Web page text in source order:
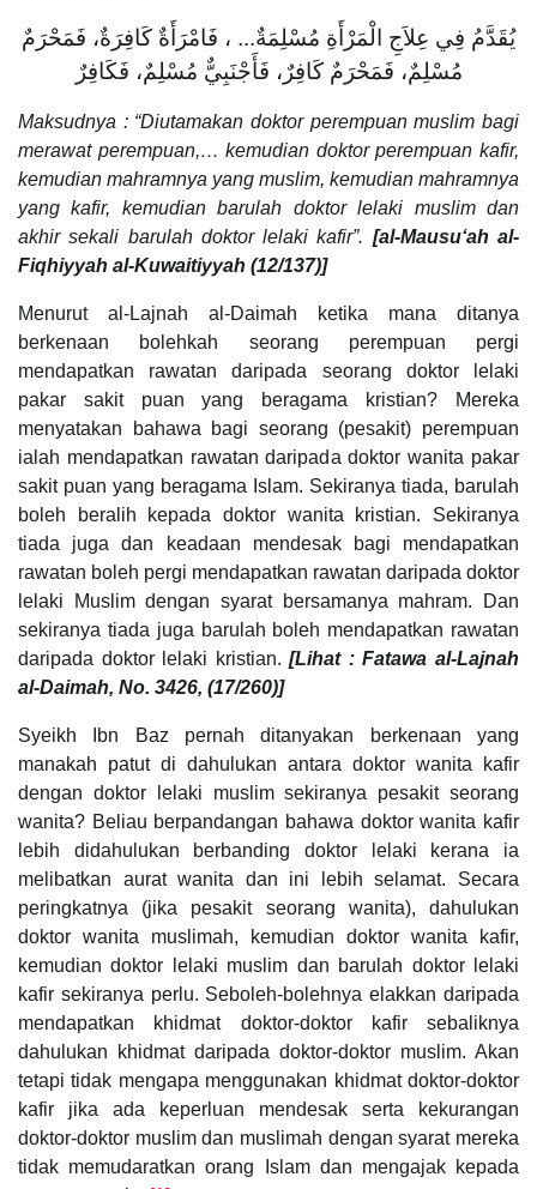
يُقَدَّمُ فِي عِلاَجِ الْمَرْأَةِ مُسْلِمَةٌ... ، فَامْرَأَةٌ كَافِرَةٌ، فَمَحْرَمٌ
مُسْلِمٌ، فَمَحْرَمٌ كَافِرٌ، فَأَجْنَبِيٌّ مُسْلِمٌ، فَكَافِرٌ
Maksudnya : “Diutamakan doktor perempuan muslim bagi
merawat perempuan,… kemudian doktor perempuan kafir,
kemudian mahramnya yang muslim, kemudian mahramnya
yang kafir, kemudian barulah doktor lelaki muslim dan
akhir sekali barulah doktor lelaki kafir”. [al-Mausu‘ah al-
Fiqhiyyah al-Kuwaitiyyah (12/137)]
Menurut al-Lajnah al-Daimah ketika mana ditanya
berkenaan bolehkah seorang perempuan pergi
mendapatkan rawatan daripada seorang doktor lelaki
pakar sakit puan yang beragama kristian? Mereka
menyatakan bahawa bagi seorang (pesakit) perempuan
ialah mendapatkan rawatan daripada doktor wanita pakar
sakit puan yang beragama Islam. Sekiranya tiada, barulah
boleh beralih kepada doktor wanita kristian. Sekiranya
tiada juga dan keadaan mendesak bagi mendapatkan
rawatan boleh pergi mendapatkan rawatan daripada doktor
lelaki Muslim dengan syarat bersamanya mahram. Dan
sekiranya tiada juga barulah boleh mendapatkan rawatan
daripada doktor lelaki kristian.[Lihat : Fatawa al-Lajnah
al-Daimah, No. 3426, (17/260)]
Syeikh Ibn Baz pernah ditanyakan berkenaan yang
manakah patut di dahulukan antara doktor wanita kafir
dengan doktor lelaki muslim sekiranya pesakit seorang
wanita? Beliau berpandangan bahawa doktor wanita kafir
lebih didahulukan berbanding doktor lelaki kerana ia
melibatkan aurat wanita dan ini lebih selamat. Secara
peringkatnya (jika pesakit seorang wanita), dahulukan
doktor wanita muslimah, kemudian doktor wanita kafir,
kemudian doktor lelaki muslim dan barulah doktor lelaki
kafir sekiranya perlu. Seboleh-bolehnya elakkan daripada
mendapatkan khidmat doktor-doktor kafir sebaliknya
dahulukan khidmat daripada doktor-doktor muslim. Akan
tetapi tidak mengapa menggunakan khidmat doktor-doktor
kafir jika ada keperluan mendesak serta kekurangan
doktor-doktor muslim dan muslimah dengan syarat mereka
tidak memudaratkan orang Islam dan mengajak kepada